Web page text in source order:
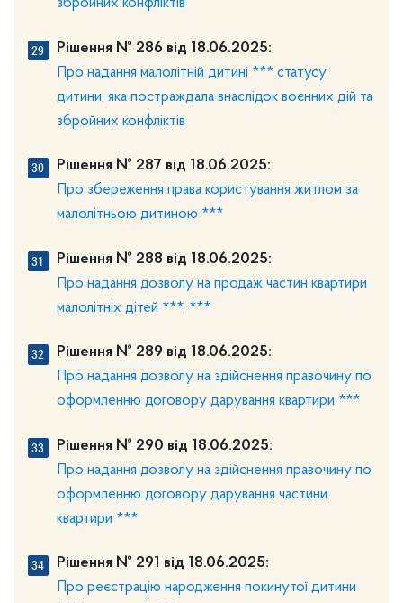
збройних конфліктів
Рішення № 286 від 18.06.2025:
Про надання малолітній дитині *** статусу
дитини, яка постраждала внаслідок воєнних дій та
збройних конфліктів
Рішення № 287 від 18.06.2025:
Про збереження права користування житлом за
малолітньою дитиною ***
Рішення № 288 від 18.06.2025:
Про надання дозволу на продаж частин квартири
малолітніх дітей ***, ***
Рішення № 289 від 18.06.2025:
Про надання дозволу на здійснення правочину по
оформленню договору дарування квартири ***
Рішення № 290 від 18.06.2025:
Про надання дозволу на здійснення правочину по
оформленню договору дарування частини
квартири ***
Рішення № 291 від 18.06.2025:
Про реєстрацію народження покинутої дитини